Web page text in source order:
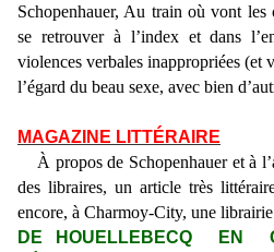
Schopenhauer, Au train où vont les
se retrouver à l’index et dans
violences verbales inappropriées (et
l’égard du beau sexe, avec bien
MAGAZINE LITTÉRAIRE
À propos de Schopenhauer et à
des libraires, un article très
encore, à Charmoy-City, une
DE HOUELLEBECQ EN